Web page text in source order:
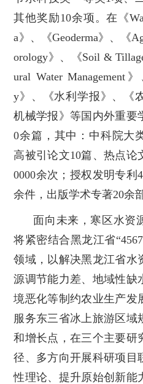
其他奖励10余项。在《
a》、《Geoderma》、《
orology》、《Soil &
ural Water Management
y》、《水利学报》、《
机械学报》等国内外重要
0余篇，其中：中科院大
高被引论文10篇、热点论
0000余次；授权发明专利
余件，出版学术专著20余部
面向未来，寒区水资
将紧密结合黑龙江省
领域，以解决黑龙江省水
源调节能力差、地域性缺
境恶化等制约农业生产发
服务东三省冰上旅游区域
和增长点，在三个主要研
径、多方向开展科研项目
性理论、提升原始创新能